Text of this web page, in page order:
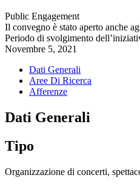
Public Engagement
Il convegno è stato aperto anche
Periodo di svolgimento
Novembre 5, 2021
Dati Generali
Aree Di Ricerca
Afferenze
Dati Generali
Tipo
Organizzazione di concerti,